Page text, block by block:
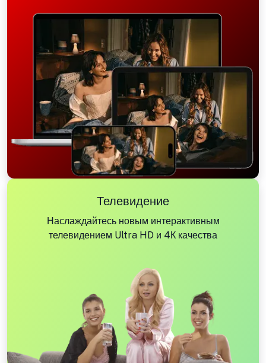
Телевидение
Наслаждайтесь новым интерактивным
телевидением Ultra HD и 4К качества